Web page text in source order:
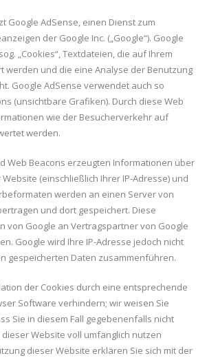
Google AdSense, einen Dienst zum
der Google Inc. („Google“). Google
„Cookies“, Textdateien, die auf Ihrem
werden und die eine Analyse der Benutzung
Google AdSense verwendet auch so
(unsichtbare Grafiken). Durch diese Web
wie der Besucherverkehr auf
werden.
Web Beacons erzeugten Informationen über
(einschließlich Ihrer IP-Adresse) und
werden an einen Server von
und dort gespeichert. Diese
von Google an Vertragspartner von Google
Google wird Ihre IP-Adresse jedoch nicht
gespeicherten Daten zusammenführen.
der Cookies durch eine entsprechende
Software verhindern; wir weisen Sie
Sie in diesem Fall gegebenenfalls nicht
Website voll umfänglich nutzen
dieser Website erklären Sie sich mit der